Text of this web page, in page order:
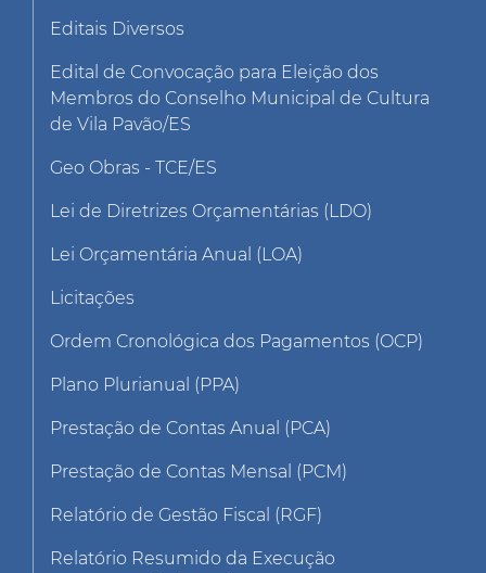
Editais Diversos
Edital de Convocação para Eleição dos
Membros do Conselho Municipal de Cultura
de Vila Pavão/ES
Geo Obras - TCE/ES
Lei de Diretrizes Orçamentárias (LDO)
Lei Orçamentária Anual (LOA)
Licitações
Ordem Cronológica dos Pagamentos (OCP)
Plano Plurianual (PPA)
Prestação de Contas Anual (PCA)
Prestação de Contas Mensal (PCM)
Relatório de Gestão Fiscal (RGF)
Relatório Resumido da Execução